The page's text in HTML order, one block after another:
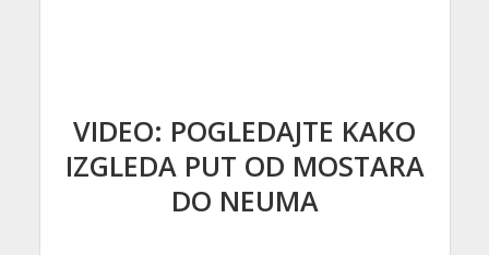
VIDEO: POGLEDAJTE KAKO
IZGLEDA PUT OD MOSTARA
DO NEUMA